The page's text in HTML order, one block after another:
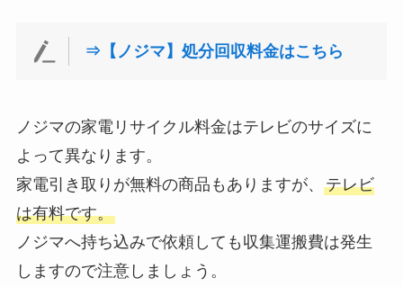
⇒【ノジマ】処分回収料金はこちら
ノジマの家電リサイクル料金はテレビのサイズに
よって異なります。
家電引き取りが無料の商品もありますが、 テレビ
は有料です。
ノジマへ持ち込みで依頼しても収集運搬費は発生
しますので注意しましょう。